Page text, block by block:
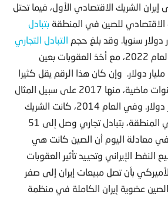
الشريك الاقتصادي الأول، فيما تحتل
الاقتصادي للصين في المنطقة بتبادل
التبادل التجاري
بين إيران والصين خلال العام 2022، مع أخذ العقوبات بعين
الاعتبار، ما يصل إلى 14 مليار دولار. وإن كان هذا الرقم يقل كثيرا
عن حجم التبادل في سنوات ماضية، منها 2017 على سبيل المثال
حين وصل إلى 33 مليار دولار. وفي العام 2014، كانت الشريك
التجاري الأول للصين في المنطقة، بتبادل تجاري وصل إلى 51
في معادلة اليوم أن الصين كانت هي
الإيراني وتحييد تأثير العقوبات
بأن تصل مبيعات إيران إلى صفر
عضوية إيران الكاملة في منظمة